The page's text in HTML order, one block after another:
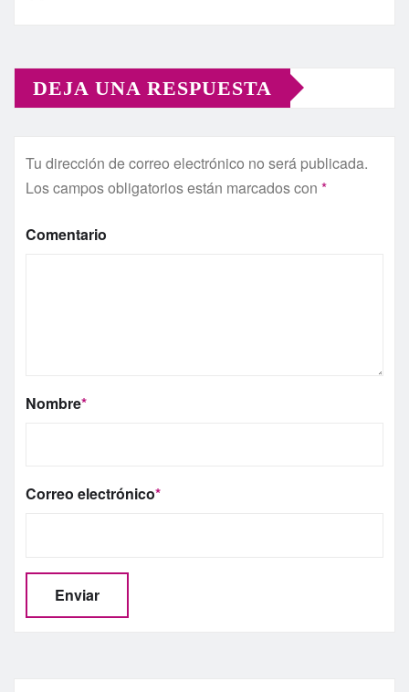
DEJA UNA RESPUESTA
Tu dirección de correo electrónico no será publicada.
Los campos obligatorios están marcados con *
Comentario
Nombre*
Correo electrónico*